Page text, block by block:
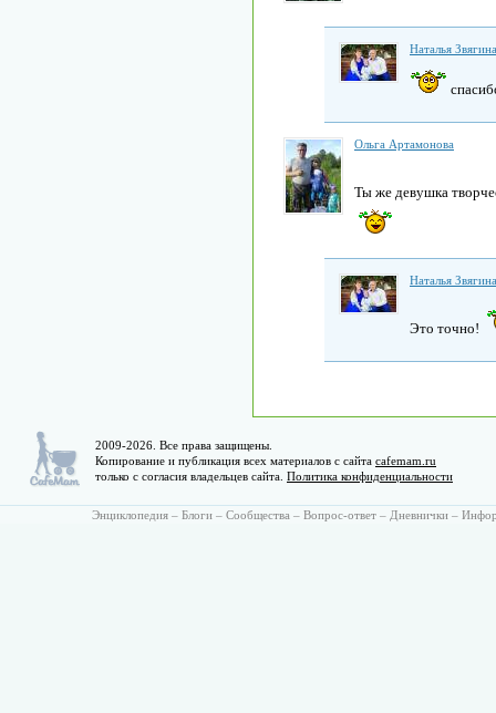
Наталья
Ольга Артамонова
Ты же девушка
Наталья
Это точно!
2009-2026. Все права защищены.
Копирование и публикация всех материалов с сайта cafemam.ru
только с согласия владельцев сайта. Политика конфиденциальности
Энциклопедия – Блоги – Сообщества – Вопрос-ответ – Дневнички –